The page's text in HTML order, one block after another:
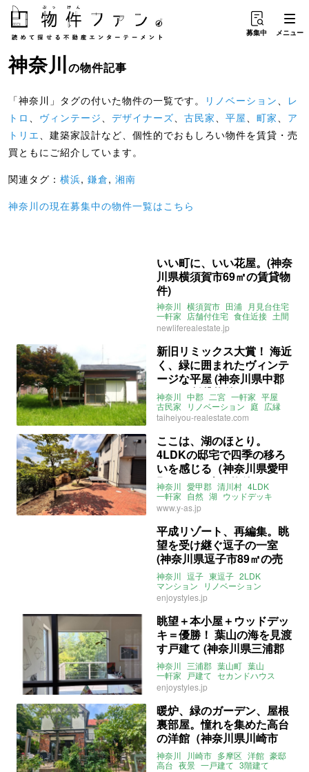
募集中 メニュー
神奈川の物件記事
「神奈川」タグの付いた物件の一覧です。 リノベーション、 レ
トロ 、 ヴィンテージ、 デザイナーズ、 古民家、 平屋、 町家、 ア
トリエ、建築家設計など、個性的でおもしろい物件を賃貸・売
買ともにご紹介しています。
関連タグ： 横浜, 鎌倉, 湘南
神奈川の現在募集中の物件一覧はこちら
いい町に、いい花屋。(神奈
川県横須賀市69㎡の賃貸物
件)
神奈川 横須賀市 田浦 月見台住宅
一軒家
店舗付住宅 食住近接 土間
新しい暮らし発見不動産
newliferealestate.jp
新旧リミックス大賞！ 海近
く、緑に囲まれたヴィンテ
ージな平屋 (神奈川県中郡
59㎡の賃貸物件)
神奈川 中郡 二宮 一軒家 平屋
古民家
リノベーション 庭 広縁
レトロ 2DK 海近
ペット飼育相談可
taiheiyou-realestate.com
ここは、湖のほとり。
4LDKの邸宅で四季の移ろ
いを感じる（神奈川県愛甲
郡154㎡の売買物件）
神奈川 愛甲郡 清川村 4LDK
一軒家 自然 湖 ウッドデッキ
BBQ アウトドア
www.y-as.jp
平成リゾート、再編集。眺
望を受け継ぐ逗子の一室
(神奈川県逗子市89㎡の売
買物件)
神奈川 逗子 東逗子 2LDK
マンション
リノベーション
ライター：ほしりょうこ
ENJOYSTYLE
enjoystyles.jp
眺望＋本小屋＋ウッドデッ
キ＝優勝！ 葉山の海を見渡
す戸建て (神奈川県三浦郡
99㎡の売買物件)
神奈川 三浦郡 葉山町 葉山
一軒家
戸建て セカンドハウス
スケルトンハウス
ウッドデッキ
ENJOYSTYLE
売買
enjoystyles.jp
暖炉、緑のガーデン、屋根
裏部屋。憧れを集めた高台
の洋館（神奈川県川崎市
150㎡の売買物件）
神奈川 川崎市 多摩区 洋館 豪邸
高台 夜景 一戸建て 3階建て